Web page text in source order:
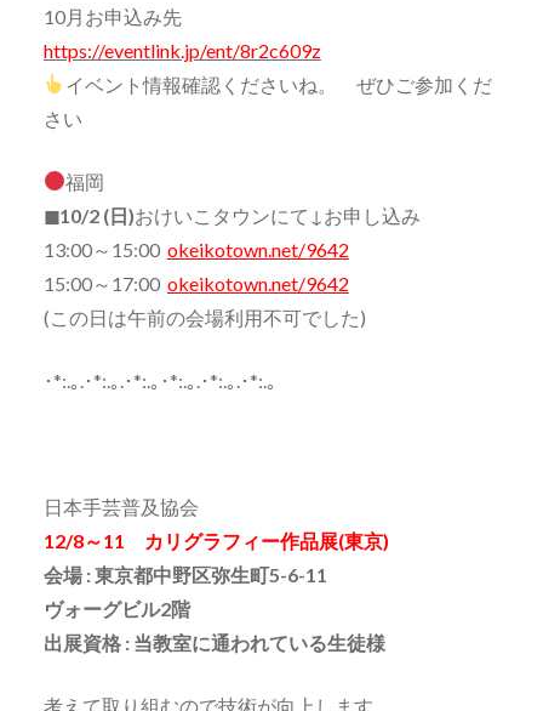
10月お申込み先
https://eventlink.jp/ent/8r2c609z
イベント情報確認くださいね。 ぜひご参加くだ
さい
福岡
◼10/2 (日)おけいこタウンにて↓お申し込み
13:00～15:00 okeikotown.net/9642
15:00～17:00 okeikotown.net/9642
(この日は午前の会場利用不可でした)
･*:.｡.･*:.｡.･*:.｡･*:.｡.･*:.｡.･*:.｡
日本手芸普及協会
12/8～11 カリグラフィー作品展(東京)
会場 : 東京都中野区弥生町5-6-11
ヴォーグビル2階
出展資格 : 当教室に通われている生徒様
考えて取り組むので技術が向上します